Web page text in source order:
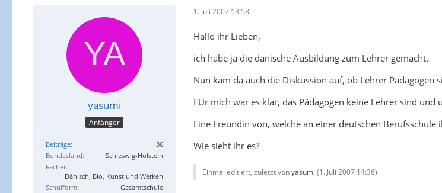
yasumi
Anfänger
Beiträge
36
Bundesland
Schleswig-Holstein
Fächer
Dänisch, Bio, Kunst und Werken
Schulform
Gesamtschule
1. Juli 2007 13:58
Hallo ihr Lieben,
ich habe ja die dänische Ausbildung zum Lehrer gemacht.
Nun kam da auch die Diskussion auf, ob Lehrer Pädagogen
FÜr mich war es klar, das Pädagogen keine Lehrer sind
Eine Freundin von, welche an einer deutschen Berufsschule
Wie sieht ihr es?
Einmal editiert, zuletzt vonyasumi (1. Juli 2007 14:36)